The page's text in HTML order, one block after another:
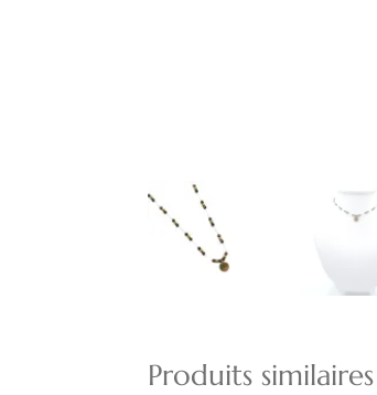
Produits similaires